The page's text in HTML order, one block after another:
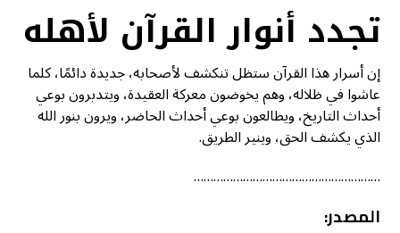
تجدد أنوار القرآن لأهله
إن أسرار هذا القرآن ستظل تنكشف لأصحابه، جديدة دائمًا، كلما
عاشوا في ظلاله، وهم يخوضون معركة العقيدة، ويتدبرون بوعي
أحداث التاريخ، ويطالعون بوعي أحداث الحاضر، ويرون بنور الله
الذي يكشف الحق، وينير الطريق.
…………………………………………………
المصدر: